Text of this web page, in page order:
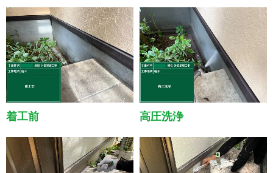
着工前 高圧洗浄